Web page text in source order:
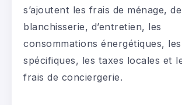
s’ajoutent les frais de ménage, de
blanchisserie, d’entretien, les
consommations énergétiques,
spécifiques, les taxes locales et
frais de conciergerie.